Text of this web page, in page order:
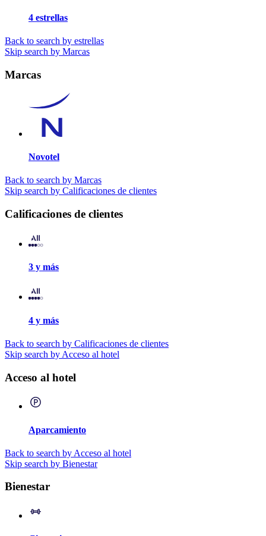
4 estrellas
Back to search by estrellas
Skip search by Marcas
Marcas
Novotel
Back to search by Marcas
Skip search by Calificaciones de clientes
Calificaciones de clientes
3 y más
4 y más
Back to search by Calificaciones de clientes
Skip search by Acceso al hotel
Acceso al hotel
Aparcamiento
Back to search by Acceso al hotel
Skip search by Bienestar
Bienestar